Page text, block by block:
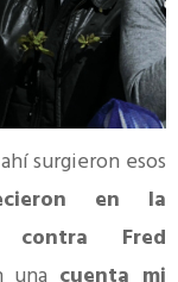
surgieron esos
en la
contra Fred